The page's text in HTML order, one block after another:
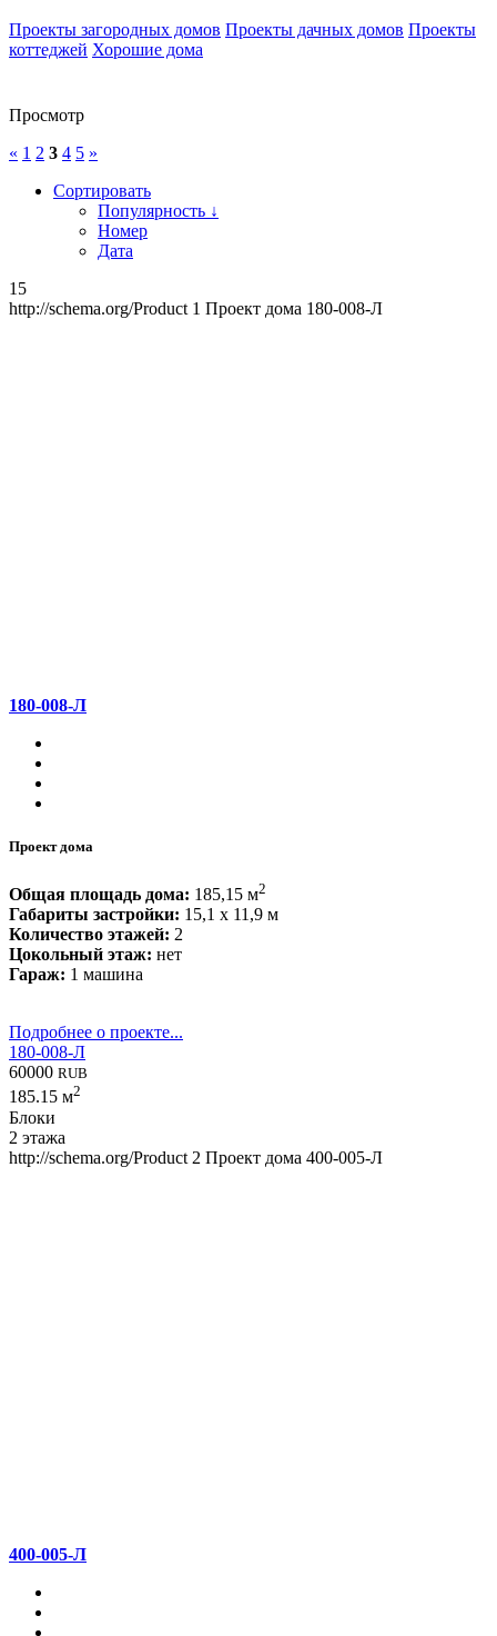
Проекты загородных домов Проекты дачных домов Проекты
коттеджей Хорошие дома
Просмотр
« 1 2 3 4 5 »
Сортировать
Популярность ↓
Номер
Дата
15
http://schema.org/Product 1 Проект дома 180-008-Л
180-008-Л
Проект дома
Общая площадь дома: 185,15 м2
Габариты застройки: 15,1 x 11,9 м
Количество этажей: 2
Цокольный этаж: нет
Гараж: 1 машина
Подробнее о проекте...
180-008-Л
60000 RUB
185.15 м2
Блоки
2 этажа
http://schema.org/Product 2 Проект дома 400-005-Л
400-005-Л